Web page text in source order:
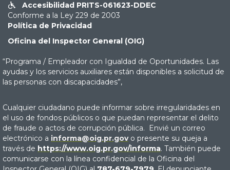

Accesibilidad PRITS-061623-DDEC
Conforme a la Ley 229 de 2003
Política de Privacidad
Oficina del Inspector General (OIG)
“Programa / Empleador con Igualdad de Oportunidades. Las
ayudas y los servicios auxiliares están disponibles a solicitud de
las personas con discapacidades”,
Cualquier ciudadano puede informar sobre irregularidades en
el uso de fondos públicos o que puedan representar el delito
de fraude o actos de corrupción pública. Envié un correo
electrónico a informa@oig.pr.govo presente su queja a
través de https://www.oig.pr.gov/informa. También puede
comunicarse con la línea confidencial de la Oficina del